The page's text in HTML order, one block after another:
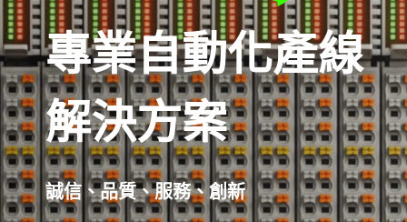
專業自動化產線
解決方案
誠信、品質、服務、創新